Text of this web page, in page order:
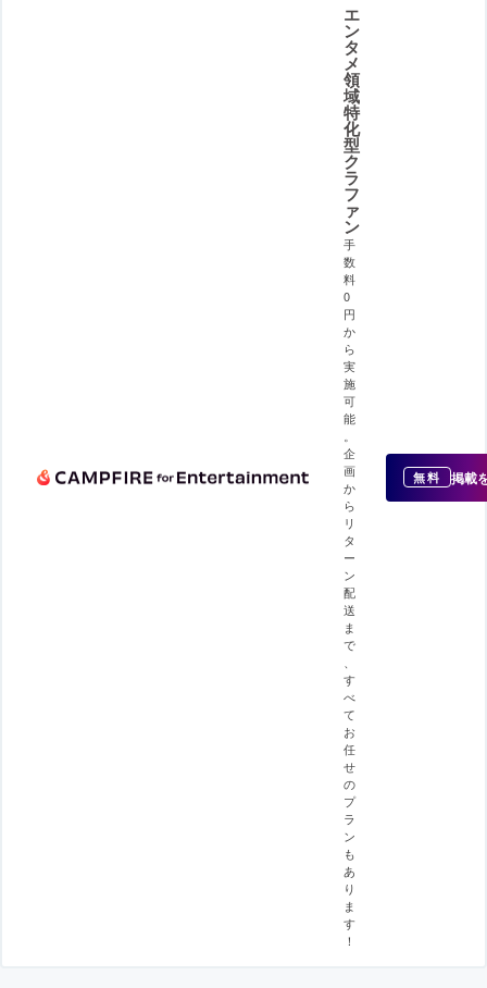
エ
ン
タ
メ
領
域
特
化
型
ク
ラ
フ
ァ
ン
手
数
料
0
円
か
ら
実
施
可
能
企
画
か
ら
リ
タ
ー
ン
配
送
ま
で
す
べ
て
お
任
せ
の
プ
ラ
ン
も
あ
り
ま
す
！
無料 掲載